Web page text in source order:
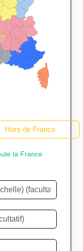
Hors de France
la France